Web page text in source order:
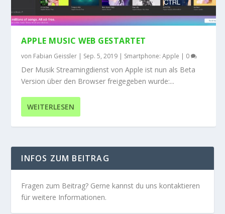
APPLE MUSIC WEB GESTARTET
von Fabian Geissler | Sep. 5, 2019 | Smartphone: Apple | 0
Der Musik Streamingdienst von Apple ist nun als Beta
Version über den Browser freigegeben wurde:...
WEITERLESEN
INFOS ZUM BEITRAG
Fragen zum Beitrag? Gerne kannst du uns kontaktieren
für weitere Informationen.